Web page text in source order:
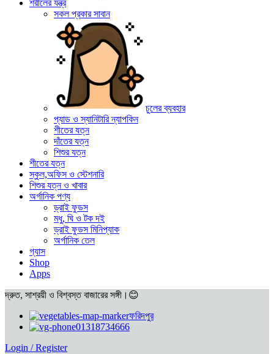
শরীলের যন্ত্র
সকল প্রকার সাবান
চুলের ব্যবহার
প্যাড ও স্যানিটারি ন্যাপকিন
শীতের যত্ন
দাঁতের যত্ন
শিশুর যত্ন
শীতের যত্ন
স্কুল,অফিস ও স্টেশনারি
শিশুর যত্ন ও খাবার
অর্গানিক পণ্য
ড্রাই ফুডস
মধু, ঘি ও টক দই
ড্রাই ফুডস মিনিপ্যাক
অর্গানিক তেল
গ্যাস
Shop
Apps
দ্রুত, সাশ্রয়ী ও বিশ্বস্ত বাজারের সঙ্গী।😊
ফরিদপুর
01318734666
Login / Register